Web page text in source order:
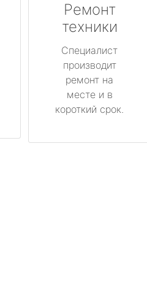
Ремонт
техники
Специалист
производит
ремонт на
месте и в
короткий срок.